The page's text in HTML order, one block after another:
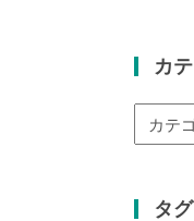
カ
タグ